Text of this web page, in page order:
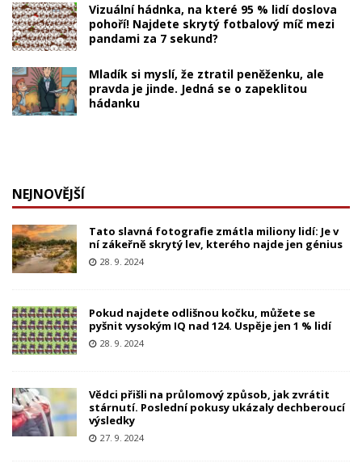
Vizuální hádnka, na které 95 % lidí doslova
pohoří! Najdete skrytý fotbalový míč mezi
pandami za 7 sekund?
Mladík si myslí, že ztratil peněženku, ale
pravda je jinde. Jedná se o zapeklitou
hádanku
NEJNOVĚJŠÍ
Tato slavná fotografie zmátla miliony lidí: Je v
ní zákeřně skrytý lev, kterého najde jen génius
28. 9. 2024
Pokud najdete odlišnou kočku, můžete se
pyšnit vysokým IQ nad 124. Uspěje jen 1 % lidí
28. 9. 2024
Vědci přišli na průlomový způsob, jak zvrátit
stárnutí. Poslední pokusy ukázaly dechberoucí
výsledky
27. 9. 2024